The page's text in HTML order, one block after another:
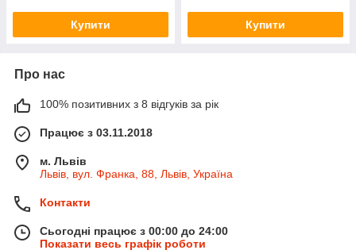
Купити Купити
Про нас
100% позитивних з 8 відгуків за рік
Працює з 03.11.2018
м. Львів
Львів, вул. Франка, 88, Львів, Україна
Контакти
Сьогодні працює з 00:00 до 24:00
Показати весь графік роботи